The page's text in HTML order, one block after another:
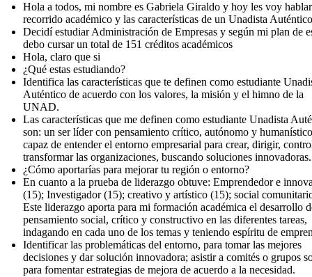
Hola a todos, mi nombre es Gabriela Giraldo y hoy les voy
recorrido académico y las características de un Unadista
Decidí estudiar Administración de Empresas y según mi plan de
debo cursar un total de 151 créditos académicos
Hola, claro que si
¿Qué estas estudiando?
Identifica las características que te definen como estudiante
Auténtico de acuerdo con los valores, la misión y el himno de la
UNAD.
Las características que me definen como estudiante Unadista
son: un ser líder con pensamiento crítico, autónomo y
capaz de entender el entorno empresarial para crear, dirigir,
transformar las organizaciones, buscando soluciones innovadoras.
¿Cómo aportarías para mejorar tu región o entorno?
En cuanto a la prueba de liderazgo obtuve: Emprendedor e
(15); Investigador (15); creativo y artístico (15); social
Este liderazgo aporta para mi formación académica el desarrollo
pensamiento social, crítico y constructivo en las diferentes tareas,
indagando en cada uno de los temas y teniendo espíritu de
Identificar las problemáticas del entorno, para tomar las mejores
decisiones y dar solución innovadora; asistir a comités o grupos
para fomentar estrategias de mejora de acuerdo a la necesidad.